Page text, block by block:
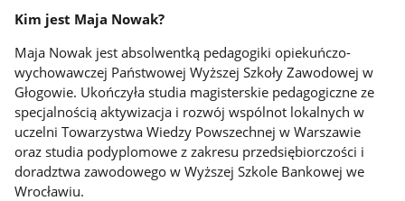
Kim jest Maja Nowak?
Maja Nowak jest absolwentką pedagogiki opiekuńczo-
wychowawczej Państwowej Wyższej Szkoły Zawodowej w
Głogowie. Ukończyła studia magisterskie pedagogiczne ze
specjalnością aktywizacja i rozwój wspólnot lokalnych w
uczelni Towarzystwa Wiedzy Powszechnej w Warszawie
oraz studia podyplomowe z zakresu przedsiębiorczości i
doradztwa zawodowego w Wyższej Szkole Bankowej we
Wrocławiu.